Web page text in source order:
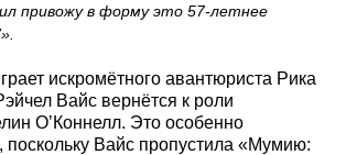
привожу в форму это 57‑летнее
искромётного авантюриста Рика
Вайс вернётся к роли
О’Коннелл. Это особенно
поскольку Вайс пропустила «Мумию: